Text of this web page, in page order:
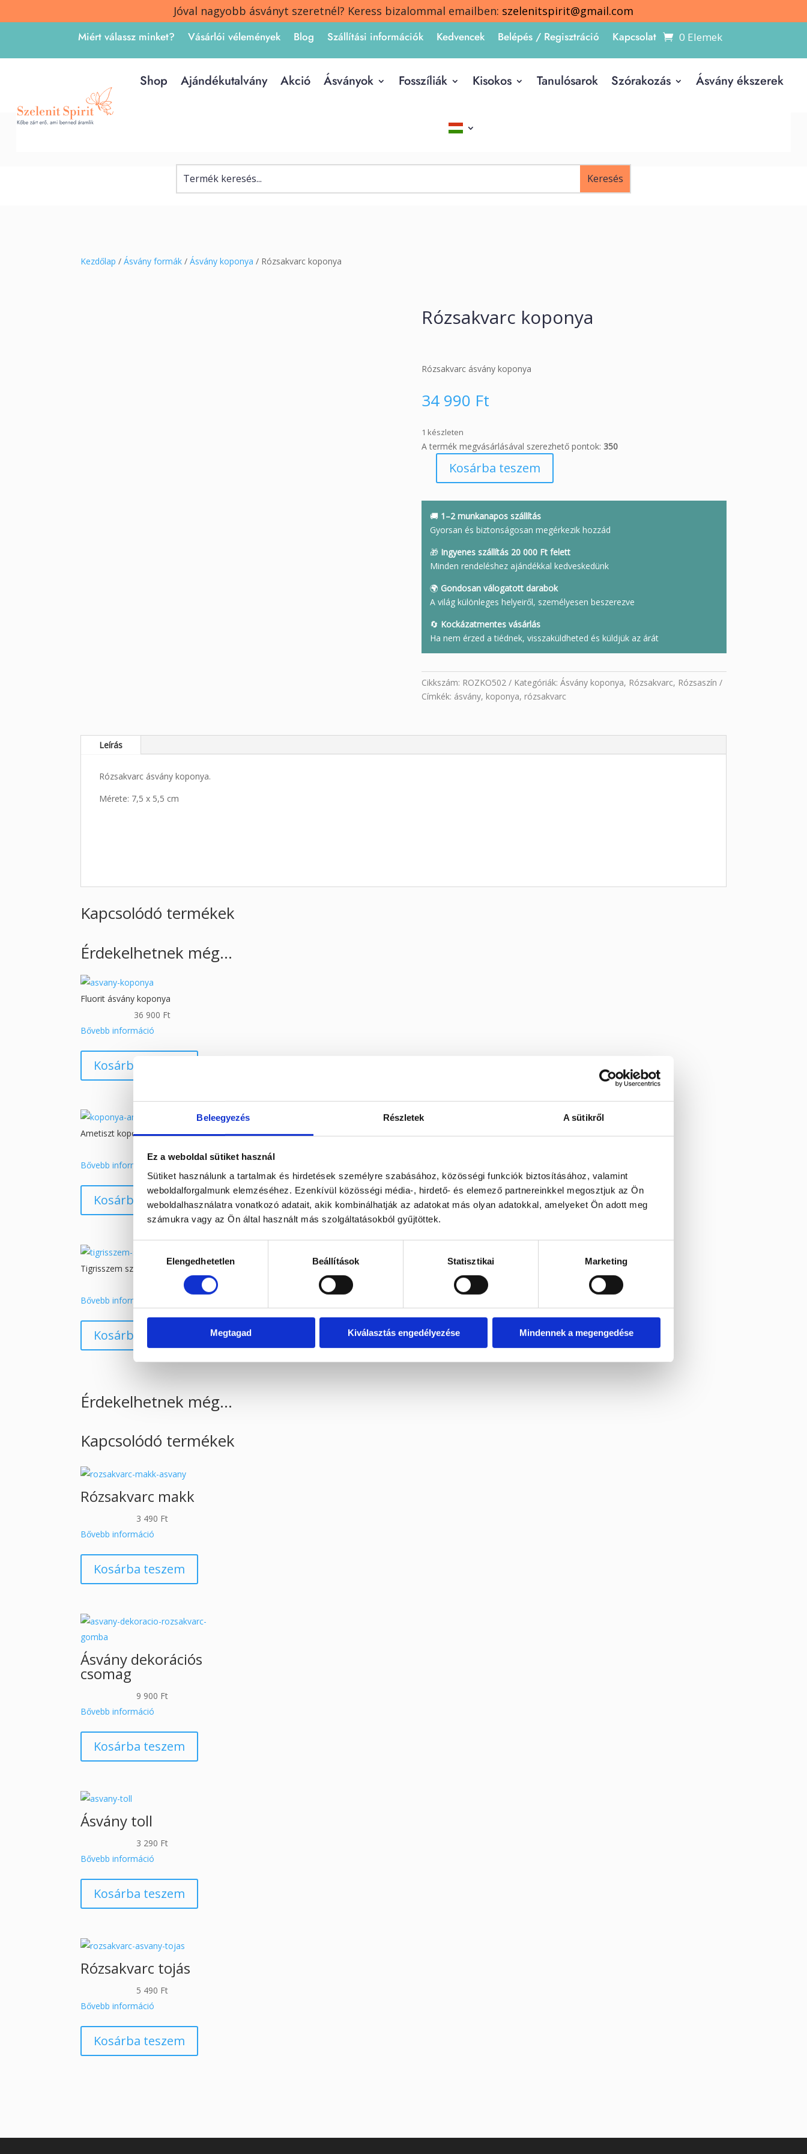
Beleegyezés Részletek A sütikről
Ez a weboldal sütiket használ
Sütiket használunk a tartalmak és hirdetések személyre szabásához, közösségi funkciók biztosításához, valamint
weboldalforgalmunk elemzéséhez. Ezenkívül közösségi média-, hirdető- és elemező partnereinkkel megosztjuk az Ön
weboldalhasználatra vonatkozó adatait, akik kombinálhatják az adatokat más olyan adatokkal, amelyeket Ön adott meg
számukra vagy az Ön által használt más szolgáltatásokból gyűjtöttek.
kiválasztásaElengedhetetlen Beállítások Statisztikai Marketing
Megtagad Kiválasztás engedélyezése Mindennek a megengedése
Jóval nagyobb ásványt szeretnél? Keress bizalommal emailben: szelenitspirit@gmail.com
Miért válassz minket?
Vásárlói vélemények Blog Szállítási információk Kedvencek Belépés / Regisztráció Kapcsolat 0 Elemek
Shop Ajándékutalvány Akció Ásványok Fosszíliák Kisokos Tanulósarok Szórakozás Ásvány ékszerek
Kezdőlap /Ásvány formák /Ásvány koponya / Rózsakvarc koponya
Rózsakvarc koponya
Rózsakvarc ásvány koponya
34 990 Ft
1 készleten
A termék megvásárlásával szerezhető pontok: 350
Rózsakvarc
mennyiség
Kosárba teszem
🚚 1–2 munkanapos szállítás
Gyorsan és biztonságosan megérkezik hozzád
🎁 Ingyenes szállítás 20 000 Ft felett
Minden rendeléshez ajándékkal kedveskedünk
🌍 Gondosan válogatott darabok
A világ különleges helyeiről, személyesen beszerezve
🔄 Kockázatmentes vásárlás
Ha nem érzed a tiédnek, visszaküldheted és küldjük az árát
Cikkszám: ROZKO502 Kategóriák: Ásvány koponya, Rózsakvarc, Rózsaszín
Címkék: ásvány, koponya, rózsakvarc
Leírás
Rózsakvarc ásvány koponya.
Mérete: 7,5 x 5,5 cm
Kapcsolódó termékek
Érdekelhetnek még…
Fluorit ásvány koponya
36 900 Ft
Bővebb információ
Kosárba teszem
Ametiszt koponyában
Bővebb információ
Kosárba teszem
Tigrisszem szörnyecske
Bővebb információ
Kosárba teszem
Érdekelhetnek még…
Kapcsolódó termékek
Rózsakvarc makk
3 490 Ft
Bővebb információ
Kosárba teszem
Ásvány dekorációs
csomag
9 900 Ft
Bővebb információ
Kosárba teszem
Ásvány toll
3 290 Ft
Bővebb információ
Kosárba teszem
Rózsakvarc tojás
5 490 Ft
Bővebb információ
Kosárba teszem